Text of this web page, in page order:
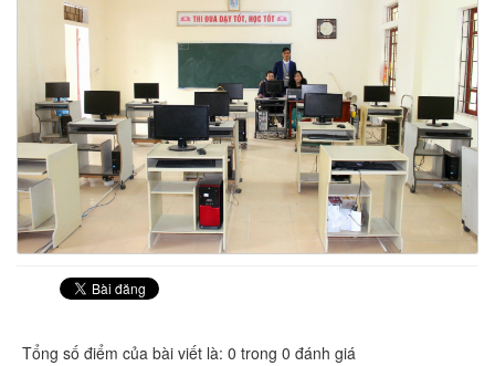
Tổng số điểm của bài viết là: 0 trong 0 đánh giá